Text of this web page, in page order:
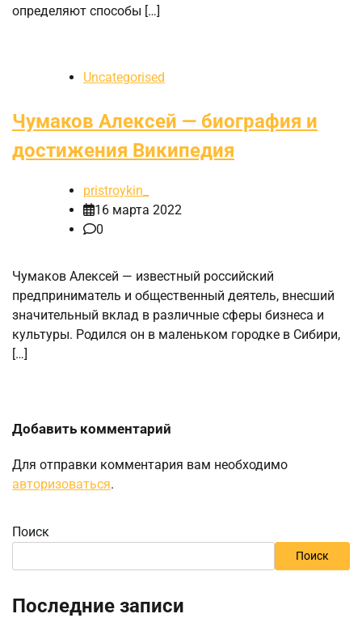
определяют способы […]
Uncategorised
Чумаков Алексей — биография и
достижения Википедия
pristroykin_
16 марта 2022
0
Чумаков Алексей — известный российский
предприниматель и общественный деятель, внесший
значительный вклад в различные сферы бизнеса и
культуры. Родился он в маленьком городке в Сибири,
[…]
Добавить комментарий
Для отправки комментария вам необходимо
авторизоваться.
Поиск
Поиск
Последние записи